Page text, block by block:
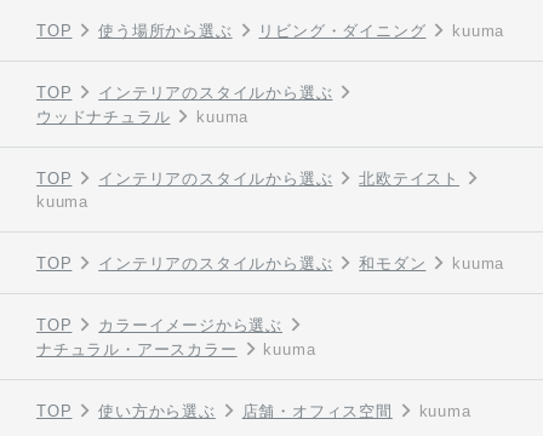
TOP 使う場所から選ぶ リビング・ダイニング kuuma
TOP
インテリアのスタイルから選ぶ
ウッドナチュラル
kuuma
TOP インテリアのスタイルから選ぶ
北欧テイスト
kuuma
TOP インテリアのスタイルから選ぶ 和モダン kuuma
TOP
カラーイメージから選ぶ
ナチュラル・アースカラー
kuuma
TOP 使い方から選ぶ 店舗・オフィス空間 kuuma